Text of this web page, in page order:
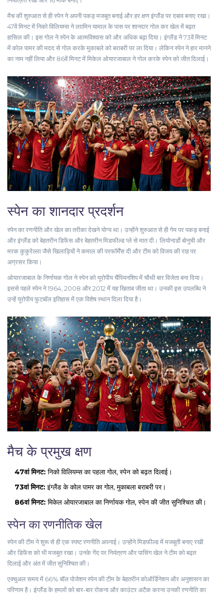
मैच की शुरुआत से ही स्पेन ने अपनी पकड़ मजबूत बनाई और हर क्षण इंग्लैंड पर दबाव बनाए रखा।
47वें मिनट में निको विलियम्स ने लाामिन यामाल के पास पर शानदार गोल कर खेल में बढ़त
हासिल की। इस गोल ने स्पेन के आत्मविश्वास को और अधिक बढ़ा दिया। इंग्लैंड ने 73वें मिनट
में कोल पामर की मदद से गोल करके मुकाबले को बराबरी पर ला दिया। लेकिन स्पेन ने हार मानने
का नाम नहीं लिया और 86वें मिनट में मिकेल ओयारजाबाल ने गोल करके स्पेन को जीत दिलाई।
स्पेन का शानदार प्रदर्शन
स्पेन का रणनीति और खेल का तरीका देखने योग्य था। उन्होंने शुरुआत से ही गेम पर पकड़ बनाई
और इंग्लैंड को बेहतरीन डिफेंस और बेहतरीन मिडफील्ड प्ले से मात दी। लियोनार्डो बोनुची और
मरक कुकुरेल्ला जैसे खिलाड़ियों ने कमाल की परफॉर्मेंस दी और टीम को विजय की राह पर
अग्रसर किया।
ओयारजाबाल के निर्णायक गोल ने स्पेन को यूरोपीय चैंपियनशिप में चौथी बार विजेता बना दिया।
इससे पहले स्पेन ने 1964, 2008 और 2012 में यह खिताब जीता था। उनकी इस उपलब्धि ने
उन्हें यूरोपीय फुटबॉल इतिहास में एक विशेष स्थान दिला दिया है।
मैच के प्रमुख क्षण
47वां मिनट: निको विलियम्स का पहला गोल, स्पेन को बढ़त दिलाई।
73वां मिनट: इंग्लैंड के कोल पामर का गोल, मुकाबला बराबरी पर।
86वां मिनट: मिकेल ओयारजाबाल का निर्णायक गोल, स्पेन की जीत सुनिश्चित की।
स्पेन का रणनीतिक खेल
स्पेन की टीम ने शुरू से ही एक स्पष्ट रणनीति अपनाई। उन्होंने मिडफील्ड में मजबूती बनाए रखी
और डिफेंस को भी मजबूत रखा। उनके गेंद पर नियंत्रण और पासिंग खेल ने टीम को बढ़त
दिलाई और अंत में जीत सुनिश्चित की।
एक्चुअल समय में 66% बॉल पोजेशन स्पेन की टीम के बेहतरीन कोऑर्डिनेशन और अनुशासन का
परिणाम है। इंग्लैंड के हमलों को बार-बार रोकना और काउंटर अटैक करना उनकी रणनीति का